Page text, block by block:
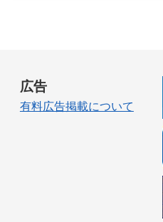
広告
有料広告掲載について